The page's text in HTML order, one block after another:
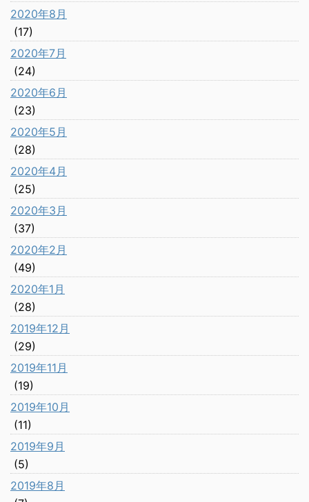
2020年8月
(17)
2020年7月
(24)
2020年6月
(23)
2020年5月
(28)
2020年4月
(25)
2020年3月
(37)
2020年2月
(49)
2020年1月
(28)
2019年12月
(29)
2019年11月
(19)
2019年10月
(11)
2019年9月
(5)
2019年8月